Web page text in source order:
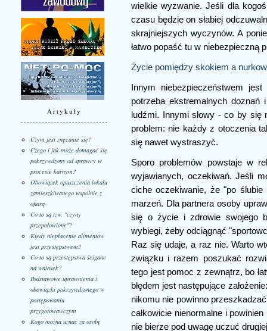
Artykuły
Czym jest znęcanie się?
Czego i jak może domagać się
pokrzywdzony od sprawcy w
procesie karnym?
Obowiązek opuszczenia lokalu
zamieszkiwanego wspólnie z
ofiarą
Co to są tzw. "czyny
przepołowione"?
Kiedy niepłacenie alimentów
jest przestępstwem?
Co to są przestępstwa ścigane
na wniosek?
Podstawowe uprawnienia i
obowiązki pokrzywdzonego w
postępowaniu
przygotowawczym
Kogo można uznać za osobę
wielkie wyzwanie. Jeśli dla
czasu będzie on słabiej
skrajniejszych wyczynów. A
łatwo popaść tu w niebezpieczną
Życie pomiędzy skokiem a
Innym niebezpieczeństwem
potrzeba ekstremalnych
ludźmi. Innymi słowy - co by się
problem: nie każdy z otoczenia
się nawet wystraszyć.
Sporo problemów powstaje w
wyjawianych, oczekiwań. Jeśli
ciche oczekiwanie, że "po
marzeń. Dla partnera osoby
się o życie i zdrowie swojego
wybiegi, żeby odciągnąć
Raz się udaje, a raz nie. Warto
związku i razem poszukać
tego jest pomoc z zewnątrz, bo
błędem jest następujące
nikomu nie powinno
całkowicie nienormalne i
nie bierze pod uwagę uczuć